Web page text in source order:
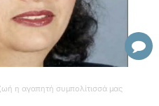
η αγαπητή συμπολίτισσά μας